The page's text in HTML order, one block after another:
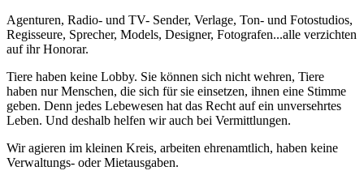
Agenturen, Radio- und TV- Sender, Verlage, Ton- und Fotostudios,
Regisseure, Sprecher, Models, Designer, Fotografen...alle verzichten
auf ihr Honorar.
Tiere haben keine Lobby. Sie können sich nicht wehren, Tiere
haben nur Menschen, die sich für sie einsetzen, ihnen eine Stimme
geben. Denn jedes Lebewesen hat das Recht auf ein unversehrtes
Leben. Und deshalb helfen wir auch bei Vermittlungen.
Wir agieren im kleinen Kreis, arbeiten ehrenamtlich, haben keine
Verwaltungs- oder Mietausgaben.